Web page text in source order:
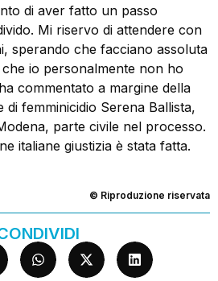
di aver fatto un passo
Mi riservo di attendere con
sperando che facciano assoluta
io personalmente non ho
commentato a margine della
di femminicidio Serena Ballista,
parte civile nel processo.
italiane giustizia è stata fatta.
© Riproduzione riservata